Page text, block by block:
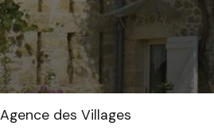
des Villages